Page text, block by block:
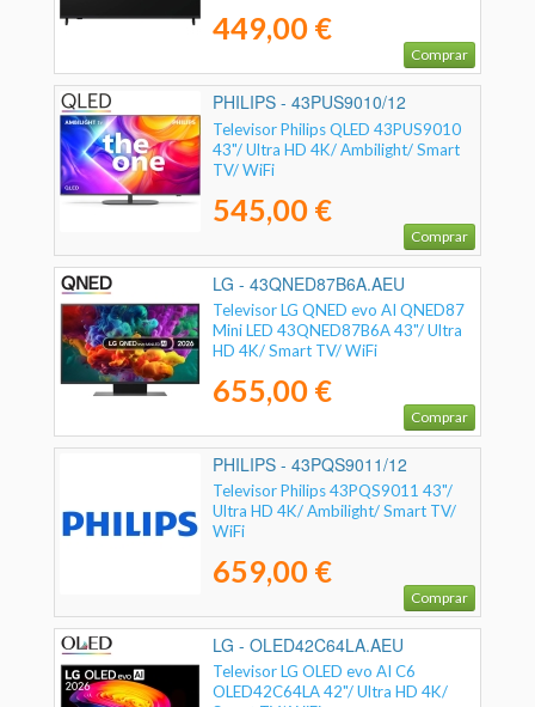
449,00 €
Comprar
PHILIPS - 43PUS9010/12
Televisor Philips QLED 43PUS9010
43"/ Ultra HD 4K/ Ambilight/ Smart
TV/ WiFi
545,00 €
Comprar
LG - 43QNED87B6A.AEU
Televisor LG QNED evo AI QNED87
Mini LED 43QNED87B6A 43"/ Ultra
HD 4K/ Smart TV/ WiFi
655,00 €
Comprar
PHILIPS - 43PQS9011/12
Televisor Philips 43PQS9011 43"/
Ultra HD 4K/ Ambilight/ Smart TV/
WiFi
659,00 €
Comprar
LG - OLED42C64LA.AEU
Televisor LG OLED evo AI C6
OLED42C64LA 42"/ Ultra HD 4K/